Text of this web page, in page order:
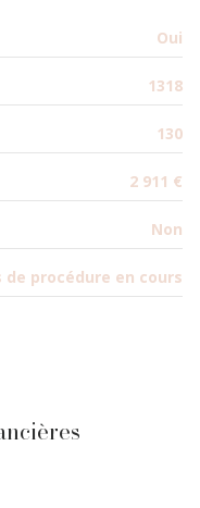
2.82 m²
0.98 m²
Oui
1318
130
2 911 €
Non
de procédure en cours